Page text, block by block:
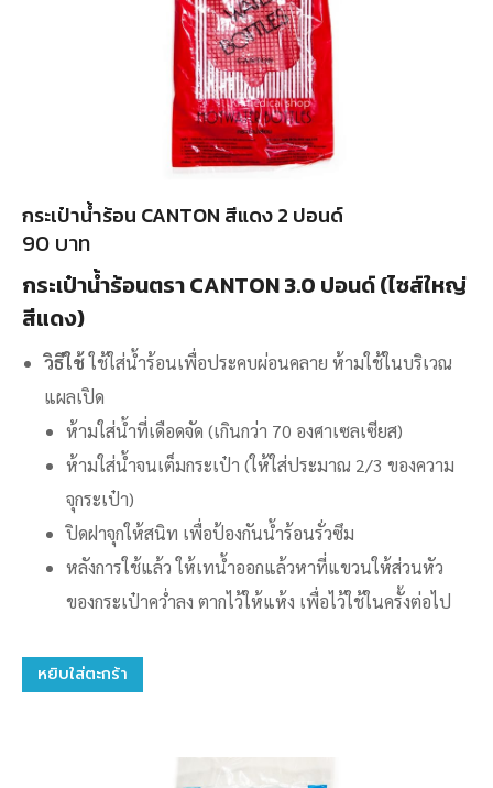
กระเป๋าน้ำร้อน CANTON สีแดง 2 ปอนด์
90 บาท
กระเป๋าน้ำร้อนตรา CANTON 3.0 ปอนด์ (ไซส์ใหญ่
สีแดง)
วิธีใช้ใช้ใส่น้ำร้อนเพื่อประคบผ่อนคลาย ห้ามใช้ในบริเวณ
แผลเปิด
ห้ามใส่น้ำที่เดือดจัด (เกินกว่า 70 องศาเซลเซียส)
ห้ามใส่น้ำจนเต็มกระเป๋า (ให้ใส่ประมาณ 2/3 ของความ
จุกระเป๋า)
ปิดฝาจุกให้สนิท เพื่อป้องกันน้ำร้อนรั่วซึม
หลังการใช้แล้ว ให้เทน้ำออกแล้วหาที่แขวนให้ส่วนหัว
ของกระเป๋าคว่ำลง ตากไว้ให้แห้ง เพื่อไว้ใช้ในครั้งต่อไป
หยิบใส่ตะกร้า